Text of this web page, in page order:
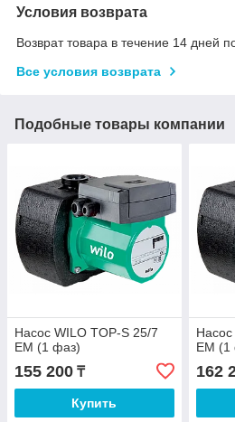
Условия возврата
Возврат товара в течение 14 дней
Все условия возврата
Подобные товары компании
Насос WILO TOP-S 25/7
EM (1 фаз)
155 200 ₸
Купить
EM (1
162